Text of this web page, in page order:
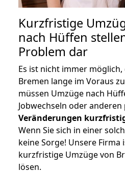
Kurzfristige
nach Hüffen
Problem dar
Es ist nicht immer
Bremen lange im Voraus
müssen Umzüge nach
Jobwechseln oder
Veränderungen
Wenn Sie sich in einer
keine Sorge! Unsere Firma
kurzfristige Umzüge von
lösen.